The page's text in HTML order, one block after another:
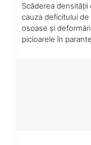
Scăderea
cauza deficitului de
osoase și
picioarele în